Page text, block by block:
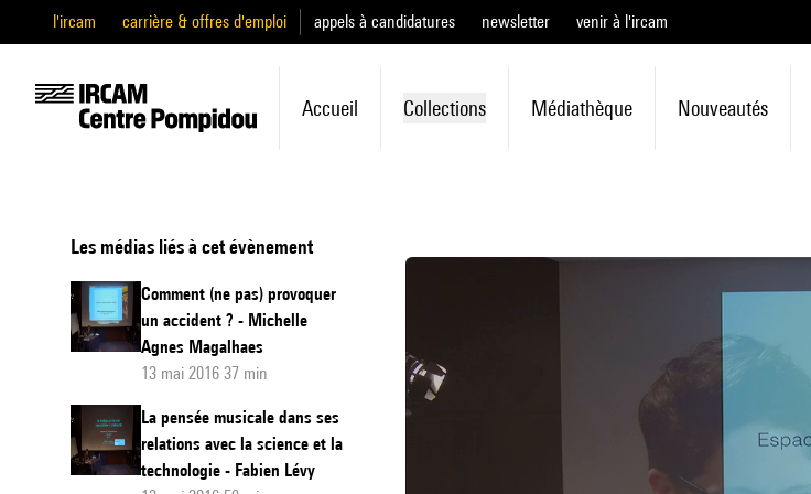
l'ircam carrière & offres d'emploi appels à candidatures newsletter venir à l'ircam
Accueil Collections Médiathèque Nouveautés
Les médias liés à cet évènement
Comment (ne pas) provoquer
un accident ? - Michelle
Agnes Magalhaes
13 mai 2016 37 min
La pensée musicale dans ses
relations avec la science et la
technologie - Fabien Lévy